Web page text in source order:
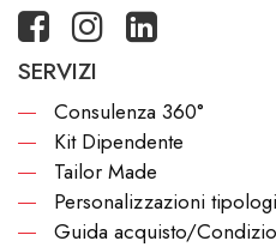
SERVIZI
Consulenza 360°
Kit Dipendente
Tailor Made
Personalizzazioni
Guida acquisto/